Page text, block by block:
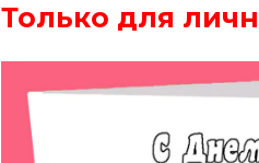
Только для